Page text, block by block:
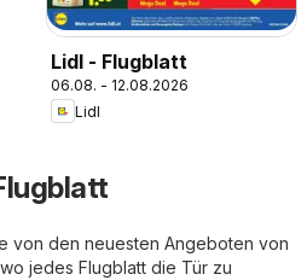
Lidl - Flugblatt
06.08. - 12.08.2026
Lidl
von den neuesten Angeboten von
jedes Flugblatt die Tür zu